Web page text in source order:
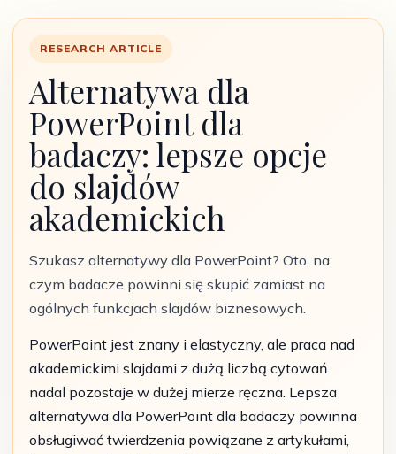
RESEARCH ARTICLE
Alternatywa dla
PowerPoint dla
badaczy: lepsze opcje
do slajdów
akademickich
Szukasz alternatywy dla PowerPoint? Oto, na
czym badacze powinni się skupić zamiast na
ogólnych funkcjach slajdów biznesowych.
PowerPoint jest znany i elastyczny, ale praca nad
akademickimi slajdami z dużą liczbą cytowań
nadal pozostaje w dużej mierze ręczna. Lepsza
alternatywa dla PowerPoint dla badaczy powinna
obsługiwać twierdzenia powiązane z artykułami,